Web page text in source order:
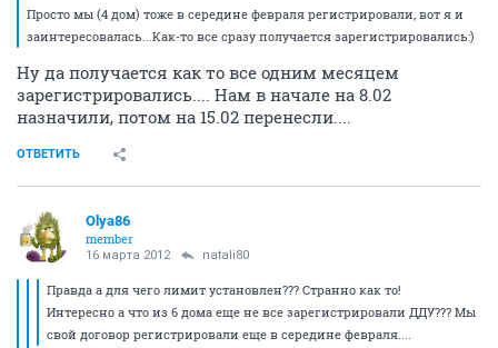
Просто мы (4 дом) тоже в середине февраля регистрировали, вот я и
заинтересовалась...Как-то все сразу получается зарегистрировались:)
Ну да получается как то все одним месяцем
зарегистрировались.... Нам в начале на 8.02
назначили, потом на 15.02 перенесли....
ОТВЕТИТЬ
Olya86
member
16 марта 2012 natali80
Правда а для чего лимит установлен??? Странно как то!
Интересно а что из 6 дома еще не все зарегистрировали ДДУ??? Мы
свой договор регистрировали еще в середине февраля....